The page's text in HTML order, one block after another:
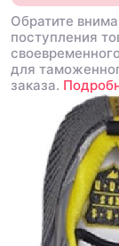
Обратите
поступления
для
заказа.